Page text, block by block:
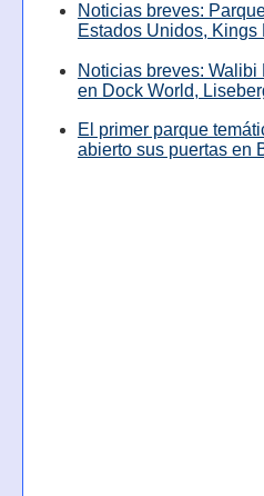
Noticias breves:
Estados Unidos,
Noticias breves:
en Dock World,
El primer parque
abierto sus puertas en